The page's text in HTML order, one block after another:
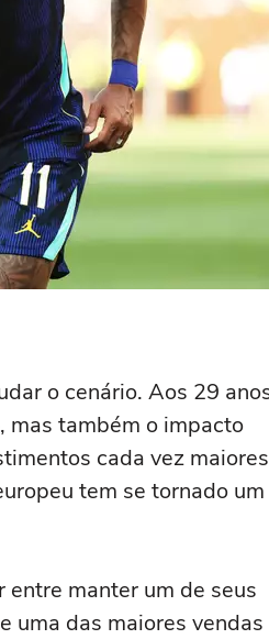
o cenário. Aos 29
mas também o impacto
cada vez maiores
tem se tornado um
manter um de seus
uma das maiores vendas